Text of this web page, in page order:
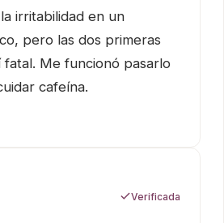
irritabilidad en un
pero las dos primeras
fatal. Me funcionó pasarlo
cafeína.
Verificada